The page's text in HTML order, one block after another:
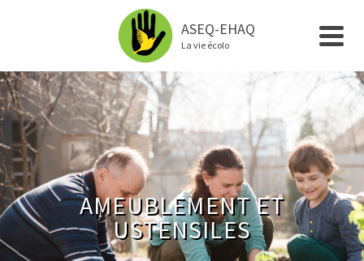
ASEQ-EHAQ
La vie écolo
AMEUBLEMENT ET
USTENSILES